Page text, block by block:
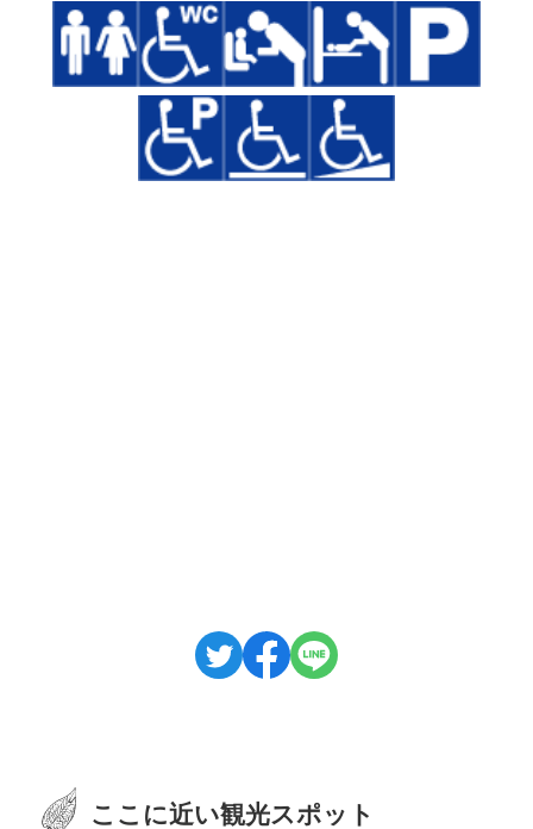
ここに近い観光スポット